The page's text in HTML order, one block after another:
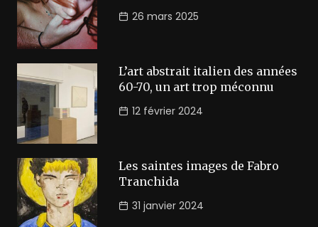
26 mars 2025
L’art abstrait italien des années
60-70, un art trop méconnu
12 février 2024
Les saintes images de Fabro
Tranchida
31 janvier 2024